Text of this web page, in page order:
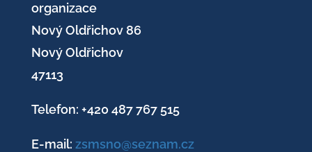
organizace
Nový Oldřichov 86
Nový Oldřichov
47113
Telefon: +420 487 767 515
E-mail: zsmsno@seznam.cz